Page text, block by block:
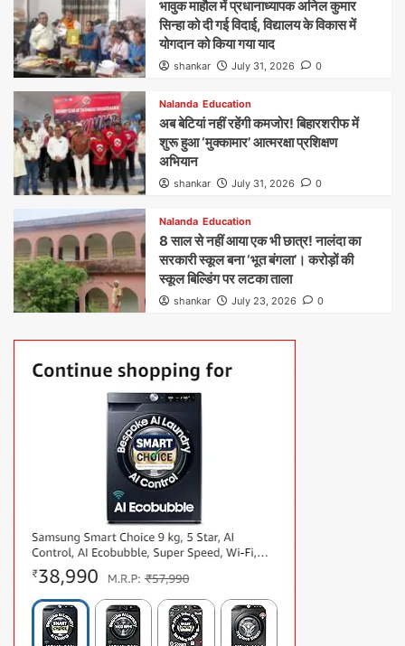
भावुक माहौल में प्रधानाध्यापक अनिल कुमार
सिन्हा को दी गई विदाई, विद्यालय के विकास में
योगदान को किया गया याद
shankar July 31, 2026 0
Nalanda Education
अब बेटियां नहीं रहेंगी कमजोर! बिहारशरीफ में
शुरू हुआ ‘मुक्कामार’ आत्मरक्षा प्रशिक्षण
अभियान
shankar July 31, 2026 0
Nalanda Education
8 साल से नहीं आया एक भी छात्र! नालंदा का
सरकारी स्कूल बना ‘भूत बंगला’। करोड़ों की
स्कूल बिल्डिंग पर लटका ताला
shankar July 23, 2026 0